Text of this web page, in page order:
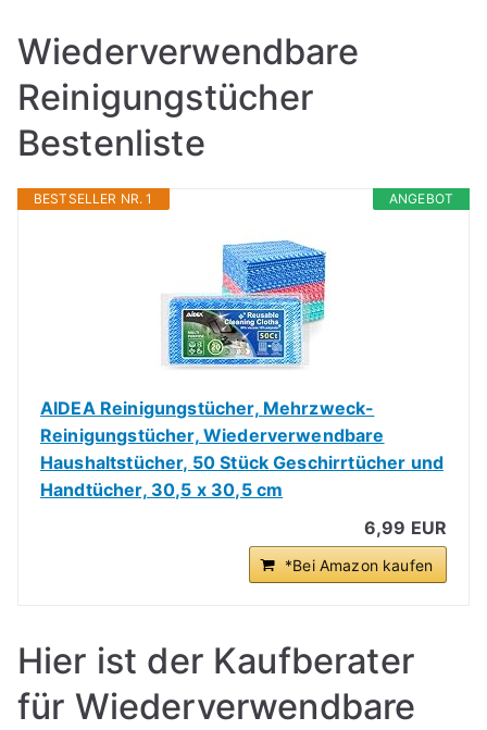
Wiederverwendbare
Reinigungstücher
Bestenliste
ANGEBOT
BESTSELLER NR. 1
AIDEA Reinigungstücher, Mehrzweck-
Reinigungstücher, Wiederverwendbare
Haushaltstücher, 50 Stück Geschirrtücher und
Handtücher, 30,5 x 30,5 cm
6,99 EUR
*Bei Amazon kaufen
Hier ist der Kaufberater
für Wiederverwendbare